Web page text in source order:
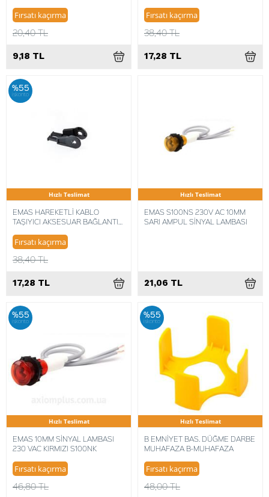
Fırsatı kaçırma
20,40 TL
9,18 TL
Fırsatı kaçırma
38,40 TL
17,28 TL
%55
iskonto
Hızlı Teslimat
EMAS HAREKETLİ KABLO
TAŞIYICI AKSESUAR BAĞLANTI
Fırsatı kaçırma
38,40 TL
17,28 TL
Hızlı Teslimat
EMAS S100NS 230V AC 10MM
SARI AMPUL SİNYAL LAMBASI
21,06 TL
%55
iskonto
Hızlı Teslimat
EMAS 10MM SİNYAL LAMBASI
230 VAC KIRMIZI S100NK
Fırsatı kaçırma
46,80 TL
%55
iskonto
Hızlı Teslimat
B EMNİYET BAS. DÜĞME DARBE
MUHAFAZA B-MUHAFAZA
Fırsatı kaçırma
48,00 TL